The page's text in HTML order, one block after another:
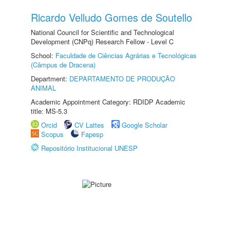
Ricardo Velludo Gomes de Soutello
National Council for Scientific and Technological
Development (CNPq) Research Fellow - Level C
School: Faculdade de Ciências Agrárias e Tecnológicas
(Câmpus de Dracena)
Department: DEPARTAMENTO DE PRODUÇÃO
ANIMAL
Academic Appointment Category: RDIDP Academic
title: MS-5.3
Orcid
CV Lattes
Google Scholar
Scopus
Fapesp
Repositório Institucional UNESP